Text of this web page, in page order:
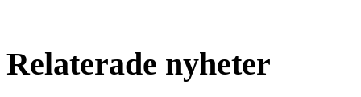
Relaterade nyheter